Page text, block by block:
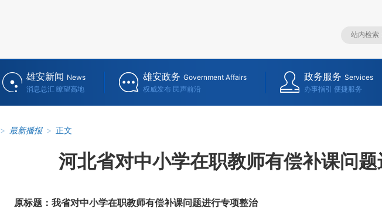
雄安新闻 News
消息总汇 瞭望高地
雄安政务 Government Affairs
权威发布 民声前沿
政务服务 Services
办事指引 便捷服务
> 最新播报 > 正文
河北省对中小学在职教师有偿补课问
原标题：我省对中小学在职教师有偿补课问题进行专项整治